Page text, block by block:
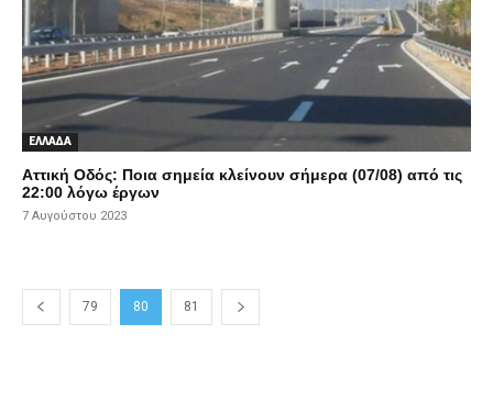
ΕΛΛΑΔΑ
Αττική Οδός: Ποια σημεία κλείνουν σήμερα (07/08) από τις
22:00 λόγω έργων
7 Αυγούστου 2023
79 80 81